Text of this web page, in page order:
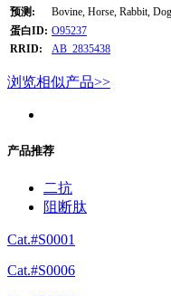
预测:
Bovine, Horse, Rabbit, Dog
蛋白ID: O95237
RRID:
AB_2835438
浏览相似产品>>
产品推荐
二抗
阻断肽
Cat.#S0001
Cat.#S0006